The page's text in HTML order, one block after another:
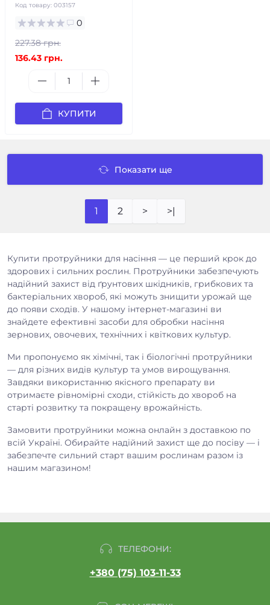
Код товару: 003157
0
227.38 грн.
136.43 грн.
КУПИТИ
Показати ще
1 2 > >|
Купити протруйники для насіння — це перший крок до
здорових і сильних рослин. Протруйники забезпечують
надійний захист від ґрунтових шкідників, грибкових та
бактеріальних хвороб, які можуть знищити урожай ще
до появи сходів. У нашому інтернет-магазині ви
знайдете ефективні засоби для обробки насіння
зернових, овочевих, технічних і квіткових культур.
Ми пропонуємо як хімічні, так і біологічні протруйники
— для різних видів культур та умов вирощування.
Завдяки використанню якісного препарату ви
отримаєте рівномірні сходи, стійкість до хвороб на
старті розвитку та покращену врожайність.
Замовити протруйники можна онлайн з доставкою по
всій Україні. Обирайте надійний захист ще до посіву — і
забезпечте сильний старт вашим рослинам разом із
нашим магазином!
ТЕЛЕФОНИ:
+380 (75) 103-11-33